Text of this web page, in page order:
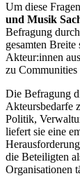
Um diese
und Musik
Befragung
gesamten
Akteur:innen
zu
Die Befragung
Akteursbedarfe
Politik,
liefert sie eine
die Beteiligten
Organisationen